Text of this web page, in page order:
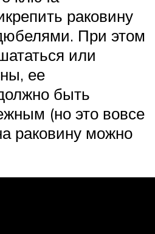
раковину
При этом
или
ее
быть
(но это вовсе
раковину можно